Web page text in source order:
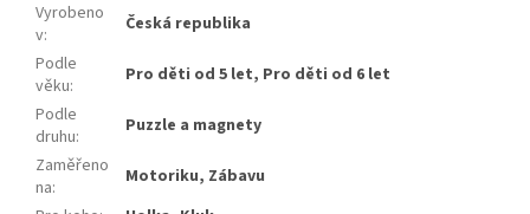
Vyrobeno
v:
Česká republika
Podle
věku:
Pro děti od 5 let, Pro děti od 6 let
Podle
druhu:
Puzzle a magnety
Zaměřeno
na:
Motoriku, Zábavu